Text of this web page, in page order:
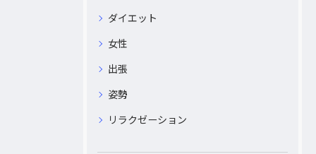
ダイエット
女性
出張
姿勢
リラクゼーション